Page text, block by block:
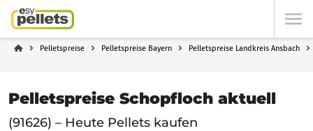
Pelletspreise Pelletspreise Bayern Pelletspreise Landkreis Ansbach
Pelletspreise Schopfloch aktuell
(91626) – Heute Pellets kaufen